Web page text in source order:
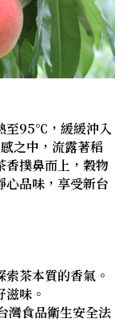
至95℃，緩緩沖入
之中，流露著稻
香撲鼻而上，穀物
心品味，享受新台
茶本質的香氣。
味。
灣食品衛生安全法